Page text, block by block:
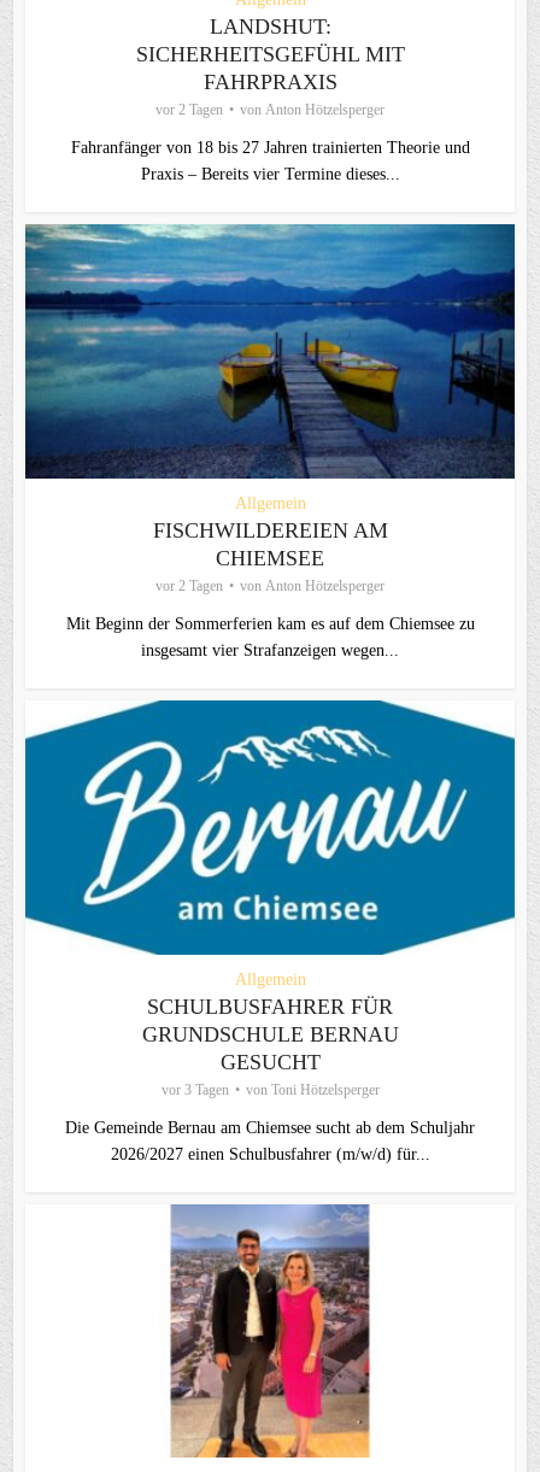
LANDSHUT:
SICHERHEITSGEFÜHL MIT
FAHRPRAXIS
vor 2 Tagen von Anton Hötzelsperger
Fahranfänger von 18 bis 27 Jahren trainierten Theorie und
Praxis – Bereits vier Termine dieses...
Allgemein
FISCHWILDEREIEN AM
CHIEMSEE
vor 2 Tagen von Anton Hötzelsperger
Mit Beginn der Sommerferien kam es auf dem Chiemsee zu
insgesamt vier Strafanzeigen wegen...
Allgemein
SCHULBUSFAHRER FÜR
GRUNDSCHULE BERNAU
GESUCHT
vor 3 Tagen von Toni Hötzelsperger
Die Gemeinde Bernau am Chiemsee sucht ab dem Schuljahr
2026/2027 einen Schulbusfahrer (m/w/d) für...